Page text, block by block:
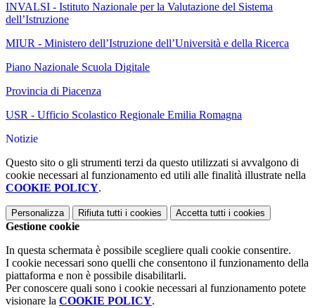
INVALSI - Istituto Nazionale per la Valutazione del Sistema
dell’Istruzione
MIUR - Ministero dell’Istruzione dell’Università e della Ricerca
Piano Nazionale Scuola Digitale
Provincia di Piacenza
USR - Ufficio Scolastico Regionale Emilia Romagna
Notizie
Questo sito o gli strumenti terzi da questo utilizzati si avvalgono di
cookie necessari al funzionamento ed utili alle finalità illustrate nella
COOKIE POLICY.
Personalizza Rifiuta tutti i cookies Accetta tutti i cookies
Gestione cookie
In questa schermata è possibile scegliere quali cookie consentire.
I cookie necessari sono quelli che consentono il funzionamento della
piattaforma e non è possibile disabilitarli.
Per conoscere quali sono i cookie necessari al funzionamento potete
visionare la COOKIE POLICY.